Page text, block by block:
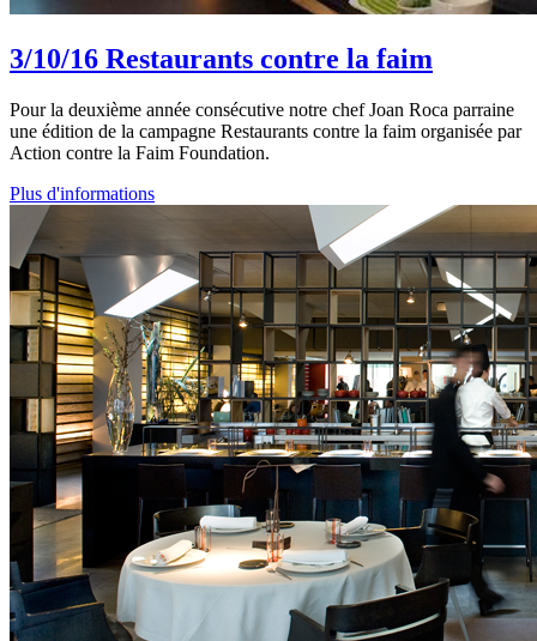
3/10/16 Restaurants contre la faim
Pour la deuxième année consécutive notre chef Joan Roca parraine
une édition de la campagne Restaurants contre la faim organisée par
Action contre la Faim Foundation.
Plus d'informations